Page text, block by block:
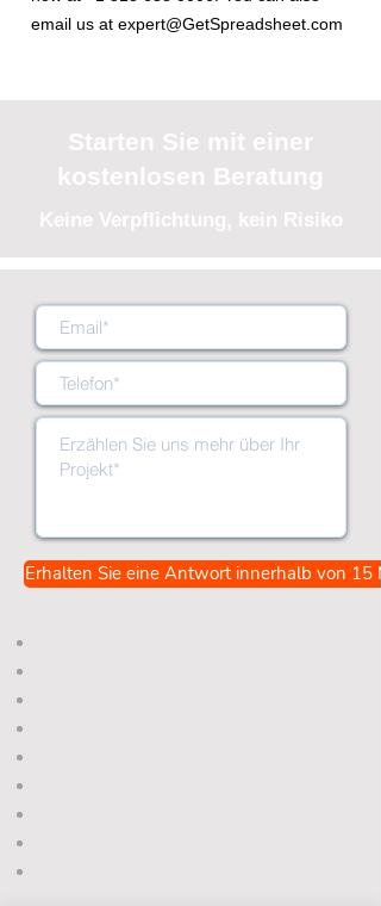
email us at expert@GetSpreadsheet.com
Starten Sie mit einer
kostenlosen Beratung
Keine Verpflichtung, kein Risiko
Erhalten Sie eine Antwort innerhalb von 15